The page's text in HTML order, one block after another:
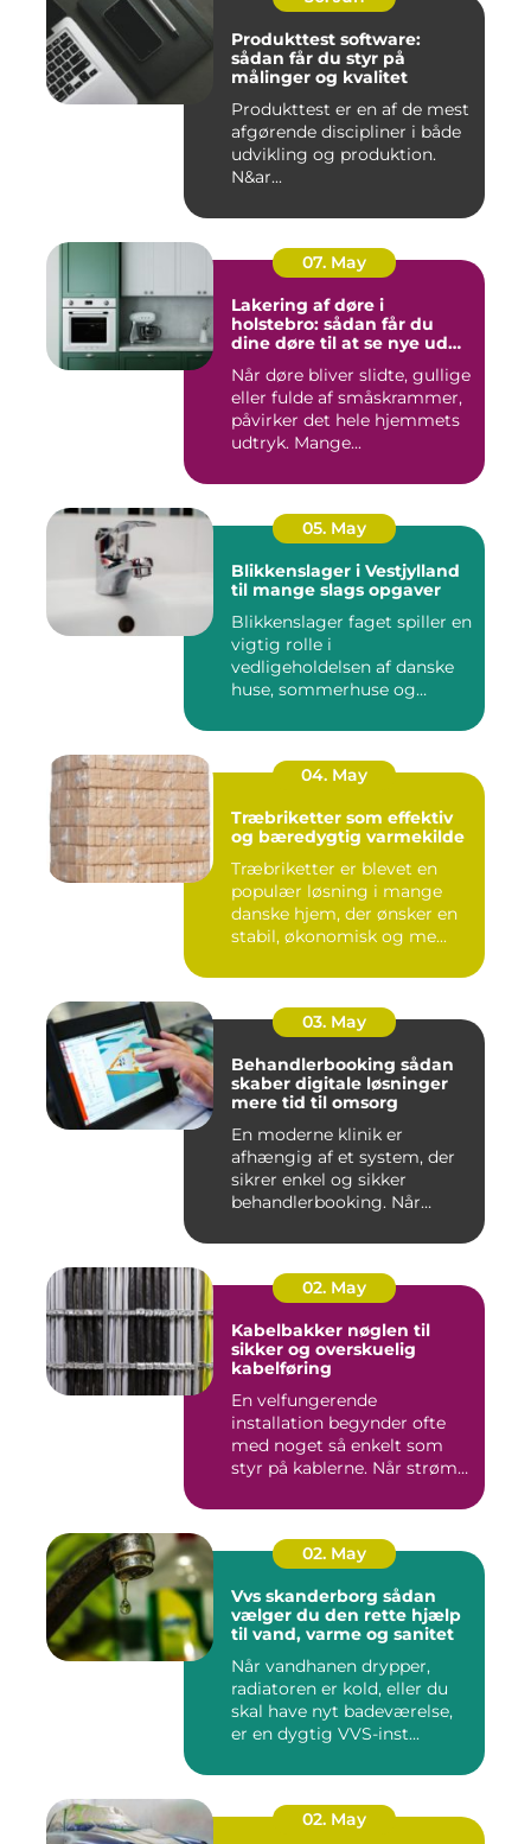
Produkttest software:
sådan får du styr på
målinger og kvalitet
Produkttest er en af de mest
afgørende discipliner i både
udvikling og produktion.
N&ar...
07. May
Lakering af døre i
holstebro: sådan får du
dine døre til at se nye ud
Når døre bliver slidte, gullige
eller fulde af småskrammer,
påvirker det hele hjemmets
udtryk. Mange...
05. May
Blikkenslager i Vestjylland
til mange slags opgaver
Blikkenslager faget spiller en
vigtig rolle i
vedligeholdelsen af danske
huse, sommerhuse og
04. May
Træbriketter som effektiv
og bæredygtig varmekilde
Træbriketter er blevet en
populær løsning i mange
danske hjem, der ønsker en
stabil, økonomisk og me...
03. May
Behandlerbooking sådan
skaber digitale løsninger
mere tid til omsorg
En moderne klinik er
afhængig af et system, der
sikrer enkel og sikker
behandlerbooking. Når
02. May
Kabelbakker nøglen til
sikker og overskuelig
kabelføring
En velfungerende
installation begynder ofte
med noget så enkelt som
styr på kablerne. Når strøm-,
02. May
Vvs skanderborg sådan
vælger du den rette hjælp
til vand, varme og sanitet
Når vandhanen drypper,
radiatoren er kold, eller du
skal have nyt badeværelse,
er en dygtig VVS-inst...
02. May